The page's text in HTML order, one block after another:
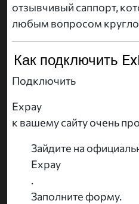
отзывчивый саппорт,
любым вопросом
Как подключить
Подключить
Expay
к вашему сайту очень
Зайдите на
Expay
.
Заполните форму.